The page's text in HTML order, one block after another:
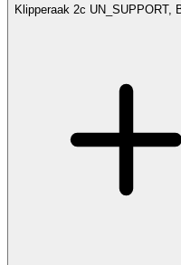
Klipperaak 2c UN_SUPPORT,